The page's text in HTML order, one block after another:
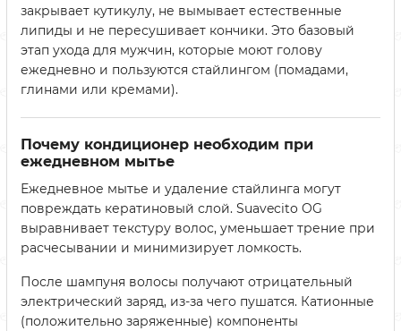
закрывает кутикулу, не вымывает естественные
липиды и не пересушивает кончики. Это базовый
этап ухода для мужчин, которые моют голову
ежедневно и пользуются стайлингом (помадами,
глинами или кремами).
Почему кондиционер необходим при
ежедневном мытье
Ежедневное мытье и удаление стайлинга могут
повреждать кератиновый слой. Suavecito OG
выравнивает текстуру волос, уменьшает трение при
расчесывании и минимизирует ломкость.
После шампуня волосы получают отрицательный
электрический заряд, из-за чего пушатся. Катионные
(положительно заряженные) компоненты